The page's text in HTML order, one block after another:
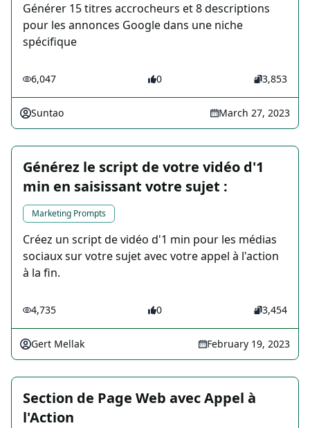
Générer 15 titres accrocheurs et 8 descriptions
pour les annonces Google dans une niche
spécifique
6,047 0 3,853
Suntao March 27, 2023
Générez le script de votre vidéo d'1
min en saisissant votre sujet :
Marketing Prompts
Créez un script de vidéo d'1 min pour les médias
sociaux sur votre sujet avec votre appel à l'action
à la fin.
4,735 0 3,454
Gert Mellak February 19, 2023
Section de Page Web avec Appel à
l'Action